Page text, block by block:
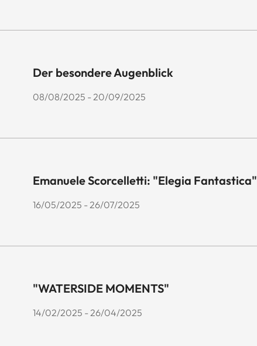
Der besondere Augenblick
08/08/2025 - 20/09/2025
Emanuele Scorcelletti: "Elegia Fantastica"
16/05/2025 - 26/07/2025
"WATERSIDE MOMENTS"
14/02/2025 - 26/04/2025